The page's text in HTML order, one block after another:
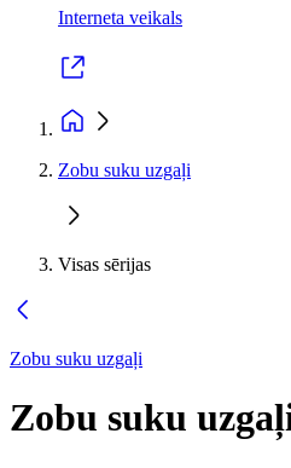
Interneta veikals
Zobu suku uzgaļi
Visas sērijas
Zobu suku uzgaļi
Zobu suku